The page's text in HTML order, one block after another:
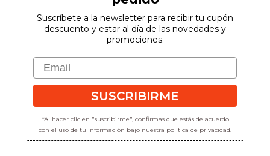
Suscríbete a la newsletter para recibir tu cupón
descuento y estar al día de las novedades y
promociones.
Email
SUSCRIBIRME
*Al hacer clic en "suscribirme", confirmas que estás de acuerdo
con el uso de tu información bajo nuestra política de privacidad.